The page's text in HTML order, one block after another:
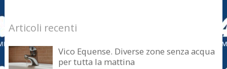
Articoli recenti
Vico Equense. Diverse zone senza acqua
per tutta la mattina